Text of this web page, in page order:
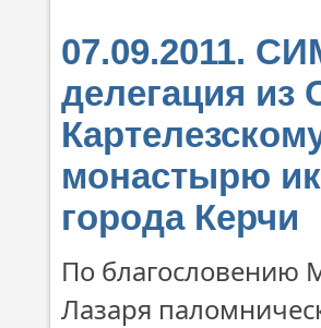
07.09.2011.
делегация из
монастырю
города Керчи
По благословению
Лазаря